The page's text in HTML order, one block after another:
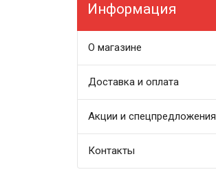
Информация
О магазине
Доставка и оплата
Акции и спецпредложения
Контакты